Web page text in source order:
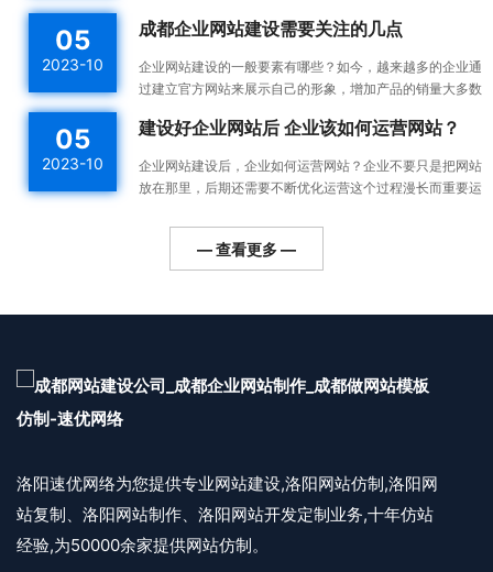
所以...
05
2023-10
成都企业网站建设需要关注的几点
企业网站建设的一般要素有哪些？如今，越来越多的企业通
过建立官方网站来展示自己的形象，增加产品的销量大多数
一件...
05
2023-10
建设好企业网站后 企业该如何运营网站？
企业网站建设后，企业如何运营网站？企业不要只是把网站
放在那里，后期还需要不断优化运营这个过程漫长而重要运
助更...
— 查看更多 —
洛阳速优网络为您提供专业网站建设,洛阳网站仿制,洛阳网
站复制、洛阳网站制作、洛阳网站开发定制业务,十年仿站
经验,为50000余家提供网站仿制。